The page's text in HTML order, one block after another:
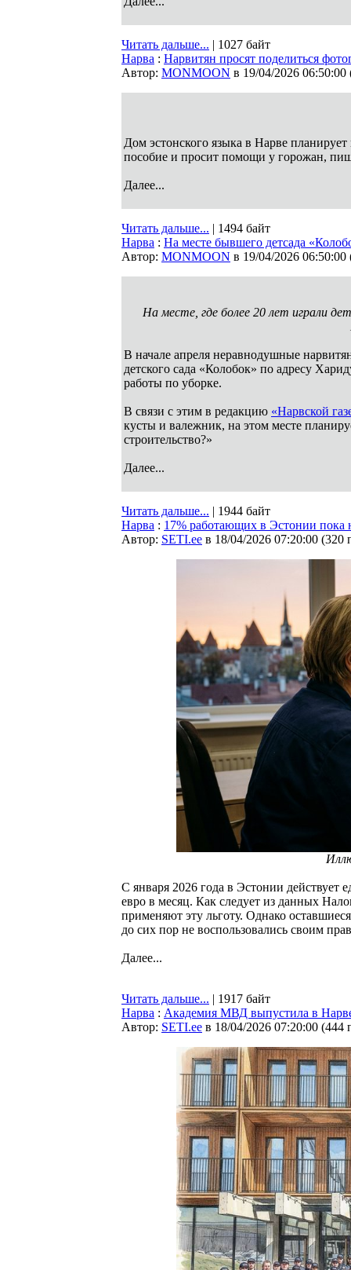
Читать дальше... | 1027 байт
Нарва : Нарвитян просят поделиться
Автор: MONMOON в 19/04/2026 06:50:00
Дом эстонского языка в Нарве
пособие и просит помощи у горожан,
Далее...
Читать дальше... | 1494 байт
Нарва : На месте бывшего детсада
Автор: MONMOON в 19/04/2026 06:50:00
На месте, где более 20 лет играли
В начале апреля неравнодушные
детского сада «Колобок» по адресу
работы по уборке.
В связи с этим в редакцию «Нарвской
кусты и валежник, на этом месте
строительство?»
Далее...
Читать дальше... | 1944 байт
Нарва : 17% работающих в Эстонии пока
Автор: SETI.ee в 18/04/2026 07:20:00 (320
С января 2026 года в Эстонии
евро в месяц. Как следует из данных
применяют эту льготу. Однако
до сих пор не воспользовались своим
Далее...
Читать дальше... | 1917 байт
Нарва : Академия МВД выпустила в
Автор: SETI.ee в 18/04/2026 07:20:00 (444